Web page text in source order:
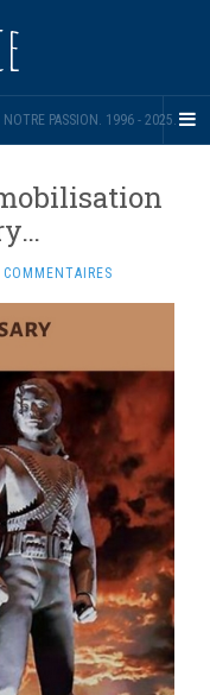
PASSION. 1996 - 2025.
COMMENTAIRES